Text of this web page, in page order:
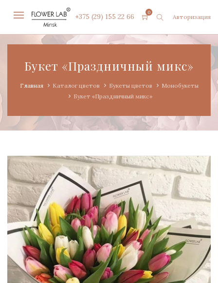
+375 (29) 155 22 66 0
Авторизация
Букет «Праздничный микс»
Главная Каталог цветов Букеты цветов
Монобукеты
Букет «Праздничный микс»